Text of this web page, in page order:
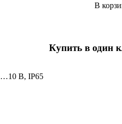
В
Купить в один
В, IP65